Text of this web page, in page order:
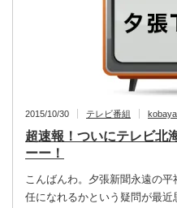
2015/10/30 テレビ番組
超速報！ついにテレビ北
ーー！
こんばんわ。夕張新聞永遠の
任になれるかという疑問が最